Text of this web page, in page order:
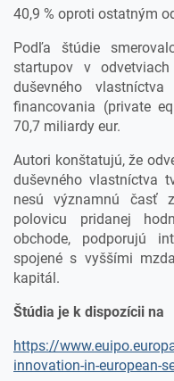
40,9 % oproti ostatným
Podľa štúdie
startupov v
duševného
financovania (private
70,7 miliardy eur.
Autori konštatujú, že
duševného vlastníctva
nesú významnú časť
polovicu pridanej
obchode, podporujú
spojené s vyššími
kapitál.
Štúdia je k dispozícii na
https://
innovation-in-european-